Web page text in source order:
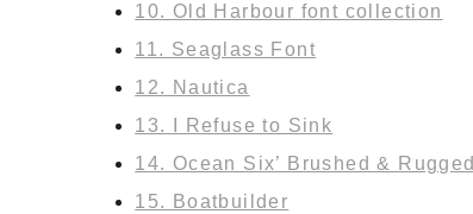
10. Old Harbour font collection
11. Seaglass Font
12. Nautica
13. I Refuse to Sink
14. Ocean Six’ Brushed & Rugged
15. Boatbuilder